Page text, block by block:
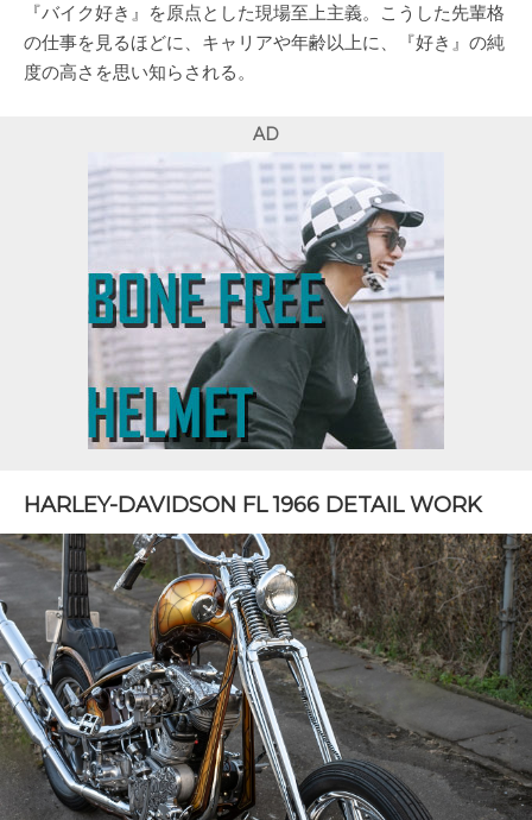
『バイク好き』を原点とした現場至上主義。こうした先輩格
の仕事を見るほどに、キャリアや年齢以上に、『好き』の純
度の高さを思い知らされる。
AD
HARLEY-DAVIDSON FL 1966 DETAIL WORK